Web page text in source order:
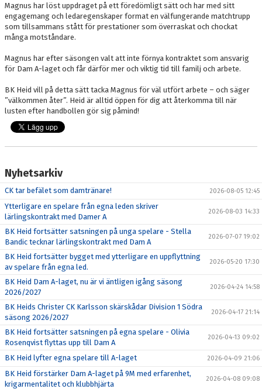
Magnus har löst uppdraget på ett föredömligt sätt och har med sitt
engagemang och ledaregenskaper format en välfungerande matchtrupp
som tillsammans stått för prestationer som överraskat och chockat
många motståndare.
Magnus har efter säsongen valt att inte förnya kontraktet som ansvarig
för Dam A-laget och får därför mer och viktig tid till familj och arbete.
BK Heid vill på detta sätt tacka Magnus för väl utfört arbete – och säger
”välkommen åter”. Heid är alltid öppen för dig att återkomma till när
lusten efter handbollen gör sig påmind!
Nyhetsarkiv
CK tar befälet som damtränare! 2026-08-05 12:45
Ytterligare en spelare från egna leden skriver
lärlingskontrakt med Damer A
2026-08-03 14:33
BK Heid fortsätter satsningen på unga spelare - Stella
Bandic tecknar lärlingskontrakt med Dam A
2026-07-07 19:02
BK Heid fortsätter bygget med ytterligare en uppflyttning
av spelare från egna led.
2026-05-20 17:30
BK Heid Dam A-laget, nu är vi äntligen igång säsong
2026/2027
2026-04-24 14:58
BK Heids Christer CK Karlsson skärskådar Division 1 Södra
säsong 2026/2027
2026-04-17 21:14
BK Heid fortsätter satsningen på egna spelare - Olivia
Rosenqvist flyttas upp till Dam A
2026-04-13 09:02
BK Heid lyfter egna spelare till A-laget 2026-04-09 21:06
BK Heid förstärker Dam A-laget på 9M med erfarenhet,
krigarmentalitet och klubbhjärta
2026-04-08 09:08